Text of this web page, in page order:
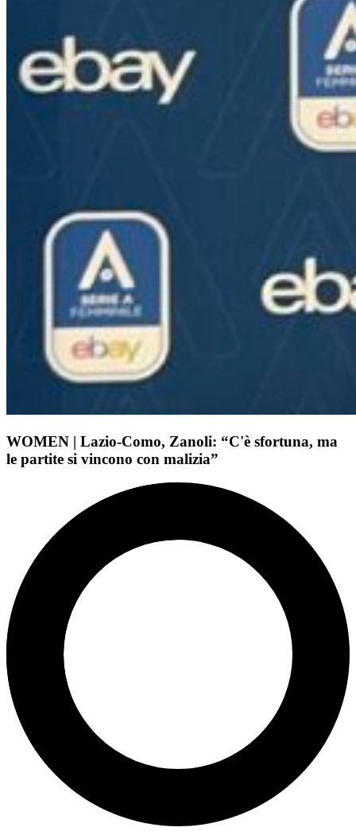
WOMEN | Lazio-Como, Zanoli: “C'è sfortuna, ma
le partite si vincono con malizia”